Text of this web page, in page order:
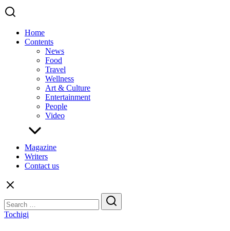
Home
Contents
News
Food
Travel
Wellness
Art & Culture
Entertainment
People
Video
Magazine
Writers
Contact us
for:
Tochigi